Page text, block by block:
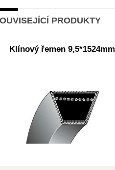
PRODUKTY
Klínový řemen 9,5*1524mm